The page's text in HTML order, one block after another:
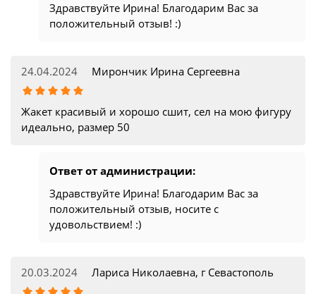
Здравствуйте Ирина! Благодарим Вас за
положительный отзыв! :)
24.04.2024 Мирончик Ирина Сергеевна
Жакет красивый и хорошо сшит, сел на мою фигуру
идеально, размер 50
Ответ от администрации:
Здравствуйте Ирина! Благодарим Вас за
положительный отзыв, носите с
удовольствием! :)
20.03.2024 Лариса Николаевна, г Севастополь